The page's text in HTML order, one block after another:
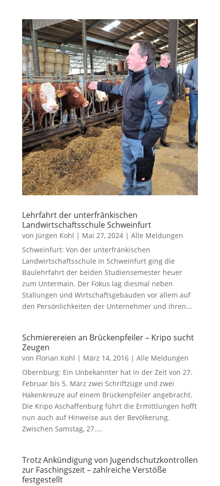
Lehrfahrt der unterfränkischen
Landwirtschaftsschule Schweinfurt
von Jürgen Kohl | Mai 27, 2024| Alle Meldungen
Schweinfurt: Von der unterfränkischen
Landwirtschaftsschule in Schweinfurt ging die
Baulehrfahrt der beiden Studiensemester heuer
zum Untermain. Der Fokus lag diesmal neben
Stallungen und Wirtschaftsgebäuden vor allem auf
den Persönlichkeiten der Unternehmer und ihren...
Schmierereien an Brückenpfeiler – Kripo sucht
Zeugen
von Florian Kohl | März 14, 2016| Alle Meldungen
Obernburg: Ein Unbekannter hat in der Zeit von 27.
Februar bis 5. März zwei Schriftzüge und zwei
Hakenkreuze auf einem Brückenpfeiler angebracht.
Die Kripo Aschaffenburg führt die Ermittlungen hofft
nun auch auf Hinweise aus der Bevölkerung.
Zwischen Samstag, 27....
Trotz Ankündigung von Jugendschutzkontrollen
zur Faschingszeit – zahlreiche Verstöße
festgestellt